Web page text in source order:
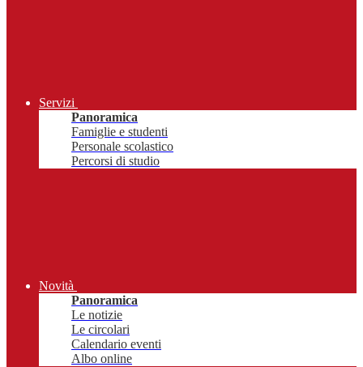
Servizi
Panoramica
Famiglie e studenti
Personale scolastico
Percorsi di studio
Novità
Panoramica
Le notizie
Le circolari
Calendario eventi
Albo online